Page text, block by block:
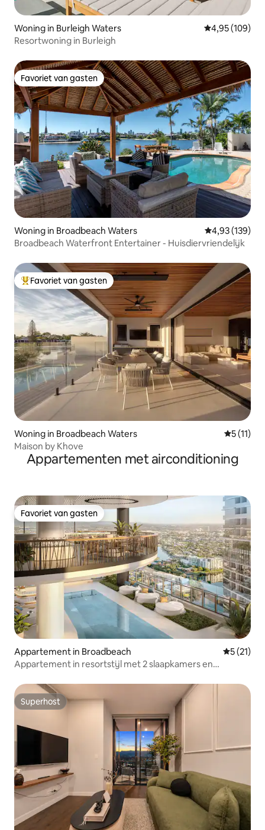
Woning in Burleigh Waters Gemiddelde
4,95 (109)
Resortwoning in Burleigh
Favoriet van gasten
Favoriet van gasten
Woning in Broadbeach Waters Gemiddelde
4,93 (139)
Broadbeach Waterfront Entertainer - Huisdiervriendelijk
Topfavoriet van gasten
Favoriet van gasten
Woning in Broadbeach Waters
5 (11)
Maison by Khove
Appartementen met airconditioning
Favoriet van gasten
Favoriet van gasten
Appartement in Broadbeach
5 (21)
Appartement in resortstijl met 2 slaapkamers en
Superhost
Superhost